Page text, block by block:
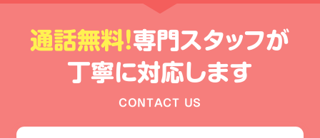
通話無料!専門スタッフが
丁寧に対応します
CONTACT US